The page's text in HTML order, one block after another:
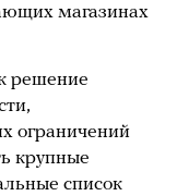
магазинах
решение
ограничений
крупные
список